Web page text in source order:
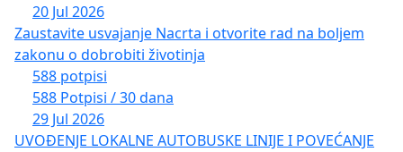
20 Jul 2026
Zaustavite usvajanje Nacrta i otvorite rad na boljem
zakonu o dobrobiti životinja
588 potpisi
588 Potpisi / 30 dana
29 Jul 2026
UVOĐENJE LOKALNE AUTOBUSKE LINIJE I POVEĆANJE